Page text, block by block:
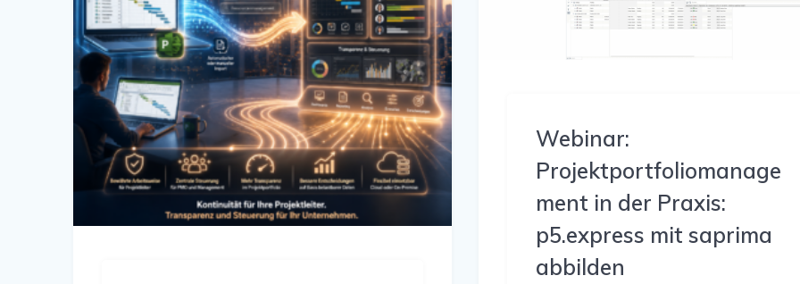
Webinar:
Projektportfoliomanage
ment in der Praxis:
p5.express mit saprima
abbilden